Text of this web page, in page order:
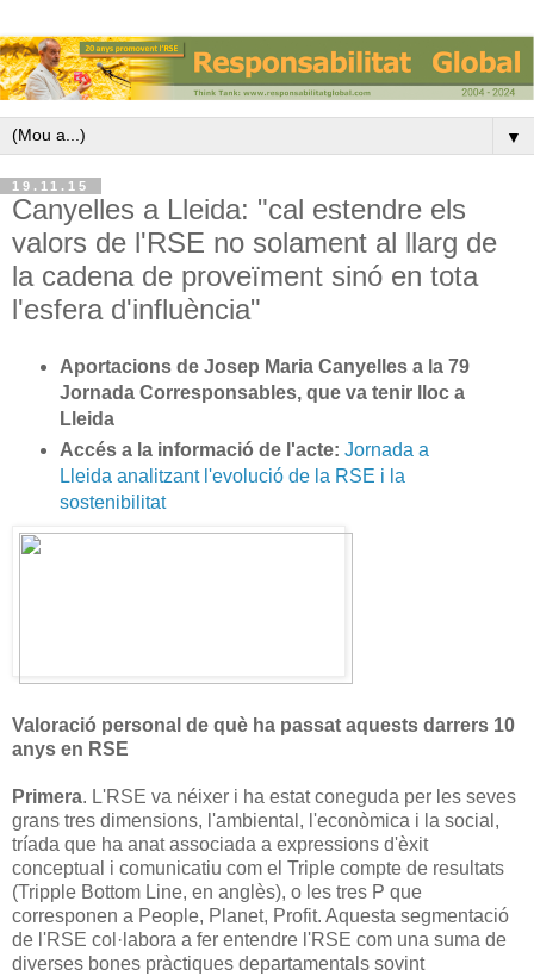
▼
19.11.15
Canyelles a Lleida: "cal estendre els
valors de l'RSE no solament al llarg de
la cadena de proveïment sinó en tota
l'esfera d'influència"
Aportacions de Josep Maria Canyelles a la 79
Jornada Corresponsables, que va tenir lloc a
Lleida
Accés a la informació de l'acte: Jornada a
Lleida analitzant l'evolució de la RSE i la
sostenibilitat
Valoració personal de què ha passat aquests darrers 10
anys en RSE
Primera. L'RSE va néixer i ha estat coneguda per les seves
grans tres dimensions, l'ambiental, l'econòmica i la social,
tríada que ha anat associada a expressions d'èxit
conceptual i comunicatiu com el Triple compte de resultats
(Tripple Bottom Line, en anglès), o les tres P que
corresponen a People, Planet, Profit. Aquesta segmentació
de l'RSE col·labora a fer entendre l'RSE com una suma de
diverses bones pràctiques departamentals sovint